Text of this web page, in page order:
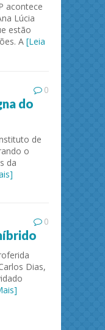
acontece
Lúcia
estão
A [Leia
0
do
de
o
da
0
Dias,